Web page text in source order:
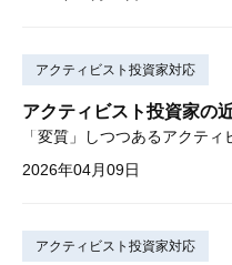
アクティビスト投資家対応
アクティビスト投資家の
2026年04月09日
アクティビスト投資家対応